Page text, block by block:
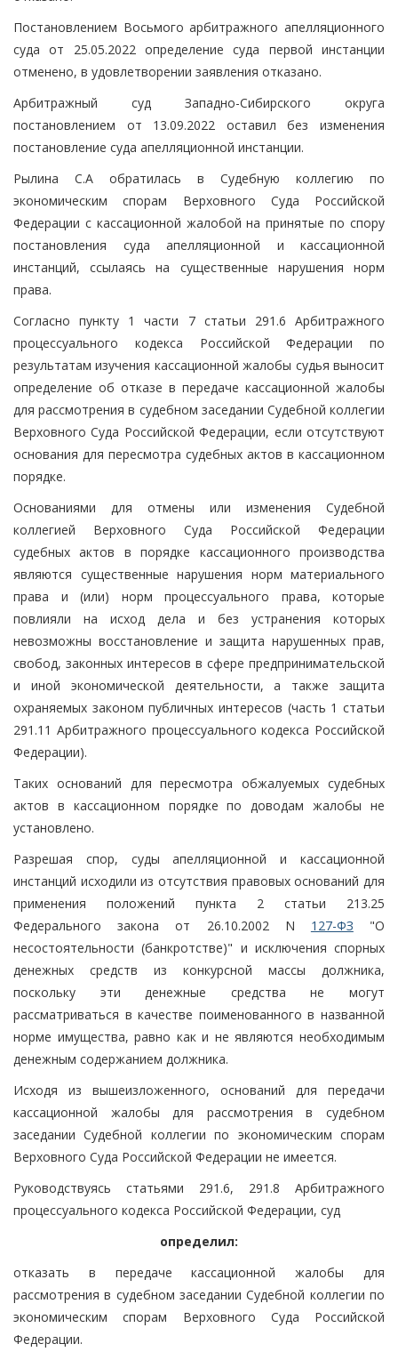
Постановлением Восьмого арбитражного апелляционного
суда от 25.05.2022 определение суда первой инстанции
отменено, в удовлетворении заявления отказано.
Арбитражный суд Западно-Сибирского округа
постановлением от 13.09.2022 оставил без изменения
постановление суда апелляционной инстанции.
Рылина С.А обратилась в Судебную коллегию по
экономическим спорам Верховного Суда Российской
Федерации с кассационной жалобой на принятые по спору
постановления суда апелляционной и кассационной
инстанций, ссылаясь на существенные нарушения норм
права.
Согласно пункту 1 части 7 статьи 291.6 Арбитражного
процессуального кодекса Российской Федерации по
результатам изучения кассационной жалобы судья выносит
определение об отказе в передаче кассационной жалобы
для рассмотрения в судебном заседании Судебной коллегии
Верховного Суда Российской Федерации, если отсутствуют
основания для пересмотра судебных актов в кассационном
порядке.
Основаниями для отмены или изменения Судебной
коллегией Верховного Суда Российской Федерации
судебных актов в порядке кассационного производства
являются существенные нарушения норм материального
права и (или) норм процессуального права, которые
повлияли на исход дела и без устранения которых
невозможны восстановление и защита нарушенных прав,
свобод, законных интересов в сфере предпринимательской
и иной экономической деятельности, а также защита
охраняемых законом публичных интересов (часть 1 статьи
291.11 Арбитражного процессуального кодекса Российской
Федерации).
Таких оснований для пересмотра обжалуемых судебных
актов в кассационном порядке по доводам жалобы не
установлено.
Разрешая спор, суды апелляционной и кассационной
инстанций исходили из отсутствия правовых оснований для
применения положений пункта 2 статьи 213.25
Федерального закона от 26.10.2002 N 127-ФЗ "О
несостоятельности (банкротстве)" и исключения спорных
денежных средств из конкурсной массы должника,
поскольку эти денежные средства не могут
рассматриваться в качестве поименованного в названной
норме имущества, равно как и не являются необходимым
денежным содержанием должника.
Исходя из вышеизложенного, оснований для передачи
кассационной жалобы для рассмотрения в судебном
заседании Судебной коллегии по экономическим спорам
Верховного Суда Российской Федерации не имеется.
Руководствуясь статьями 291.6, 291.8 Арбитражного
процессуального кодекса Российской Федерации, суд
определил:
отказать в передаче кассационной жалобы для
рассмотрения в судебном заседании Судебной коллегии по
экономическим спорам Верховного Суда Российской
Федерации.